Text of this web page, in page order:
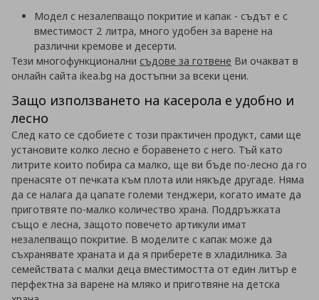
Модел с незалепващо покритие и капак - съдът е с
вместимост 2 литра, много удобен за варене на
различни кремове и десерти.
Тези многофункционални съдове за готвене Ви очакват в
онлайн сайта ikea.bg на достъпни за всеки цени.
Защо използването на касерола е удобно и
лесно
След като се сдобиете с този практичен продукт, сами ще
установите колко лесно е боравенето с него. Тъй като
литрите които побира са малко, ще ви бъде по-лесно да го
пренасяте от печката към плота или някъде другаде. Няма
да се налага да цапате големи тенджери, когато имате да
приготвяте по-малко количество храна. Поддръжката
също е лесна, защото повечето артикули имат
незалепващо покритие. В моделите с капак може да
съхранявате храната и да я приберете в хладилника. За
семействата с малки деца вместимостта от един литър е
перфектна за варене на мляко и приготвяне на детска